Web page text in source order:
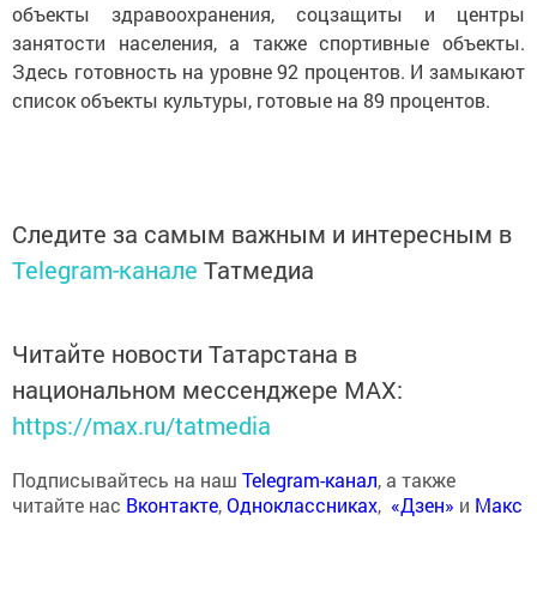
объекты здравоохранения, соцзащиты и центры
занятости населения, а также спортивные объекты.
Здесь готовность на уровне 92 процентов. И замыкают
список объекты культуры, готовые на 89 процентов.
Следите за самым важным и интересным в
Telegram-канале Татмедиа
Читайте новости Татарстана в
национальном мессенджере MАХ:
https://max.ru/tatmedia
Подписывайтесь на наш Telegram-канал, а также
читайте нас Вконтакте,Одноклассниках, «Дзен» и Макс